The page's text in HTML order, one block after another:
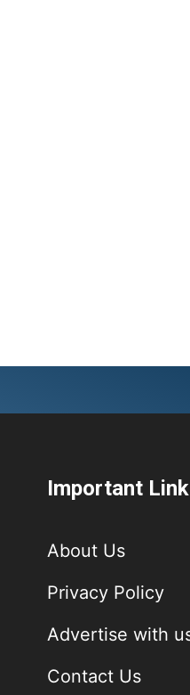
Important Link
About Us
Privacy Policy
Advertise with
Contact Us